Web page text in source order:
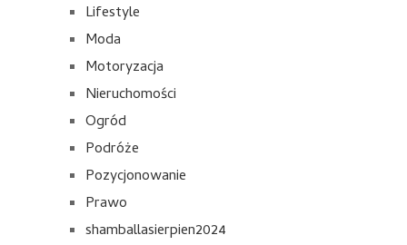
Lifestyle
Moda
Motoryzacja
Nieruchomości
Ogród
Podróże
Pozycjonowanie
Prawo
shamballasierpien2024